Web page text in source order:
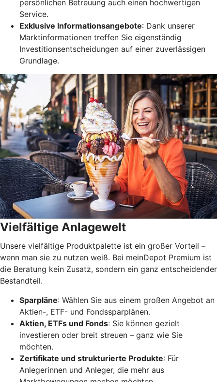
persönlichen Betreuung auch einen hochwertigen
Service.
Exklusive Informationsangebote: Dank unserer
Marktinformationen treffen Sie eigenständig
Investitionsentscheidungen auf einer zuverlässigen
Grundlage.
Vielfältige Anlagewelt
Unsere vielfältige Produktpalette ist ein großer Vorteil –
wenn man sie zu nutzen weiß. Bei meinDepot Premium ist
die Beratung kein Zusatz, sondern ein ganz entscheidender
Bestandteil.
Sparpläne: Wählen Sie aus einem großen Angebot an
Aktien-, ETF- und Fondssparplänen.
Aktien, ETFs und Fonds: Sie können gezielt
investieren oder breit streuen – ganz wie Sie
möchten.
Zertifikate und strukturierte Produkte: Für
Anlegerinnen und Anleger, die mehr aus